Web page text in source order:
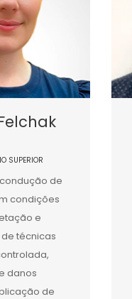
SUPERIOR
de
condições
e
técnicas
danos
de